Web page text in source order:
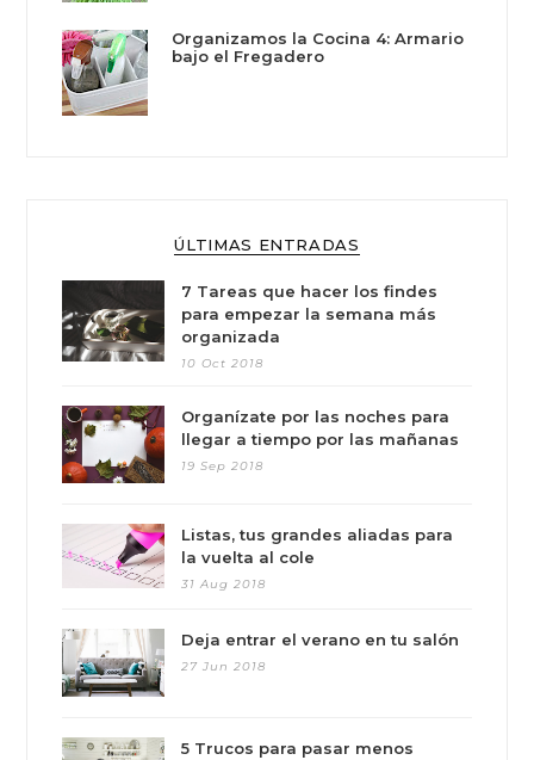
Organizamos la Cocina 4: Armario
bajo el Fregadero
ÚLTIMAS ENTRADAS
7 Tareas que hacer los findes
para empezar la semana más
organizada
10 Oct 2018
Organízate por las noches para
llegar a tiempo por las mañanas
19 Sep 2018
Listas, tus grandes aliadas para
la vuelta al cole
31 Aug 2018
Deja entrar el verano en tu salón
27 Jun 2018
5 Trucos para pasar menos